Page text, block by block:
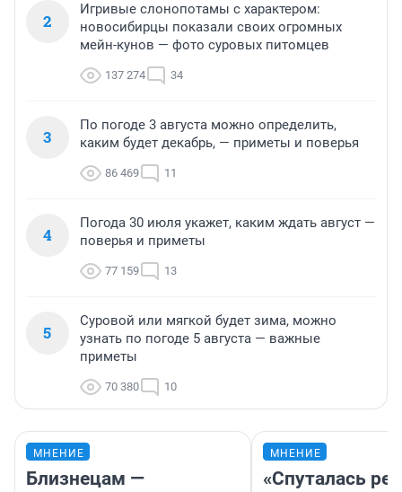
2
Игривые слонопотамы с характером:
новосибирцы показали своих огромных
мейн-кунов — фото суровых питомцев
137 274 34
3
По погоде 3 августа можно определить,
каким будет декабрь, — приметы и поверья
86 469 11
4
Погода 30 июля укажет, каким ждать август —
поверья и приметы
77 159 13
5
Суровой или мягкой будет зима, можно
узнать по погоде 5 августа — важные
приметы
70 380 10
МНЕНИЕ
Близнецам —
МНЕНИЕ
«Спуталась